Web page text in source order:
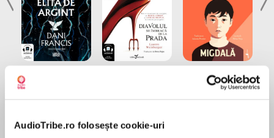
AudioTribe.ro folosește cookie-uri
Sohn Won-pyung